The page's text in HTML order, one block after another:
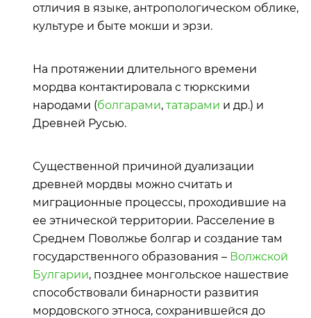
отличия в языке, антропологическом облике,
культуре и быте мокши и эрзи.
На протяжении длительного времени
мордва контактировала с тюркскими
народами (болгарами, татарами и др.) и
Древней Русью.
Существенной причиной дуализации
древней мордвы можно считать и
миграционные процессы, проходившие на
ее этнической территории. Расселение в
Среднем Поволжье болгар и создание там
государственного образования – Волжской
Булгарии, позднее монгольское нашествие
способствовали бинарности развития
мордовского этноса, сохранившейся до